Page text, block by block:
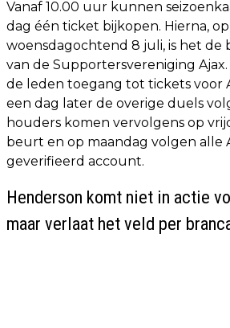
Vanaf 10.00 uur kunnen
dag één ticket bijkopen. Hierna, op
woensdagochtend 8 juli, is het de
van de Supportersvereniging
de leden toegang tot tickets voor
een dag later de overige duels
houders komen vervolgens op
beurt en op maandag volgen alle
geverifieerd account.
Henderson komt niet in actie
maar verlaat het veld per